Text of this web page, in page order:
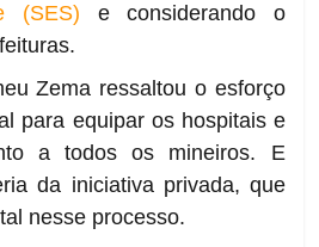
(SES) e considerando o
Zema ressaltou o esforço
para equipar os hospitais e
a todos os mineiros. E
da iniciativa privada, que
nesse processo.